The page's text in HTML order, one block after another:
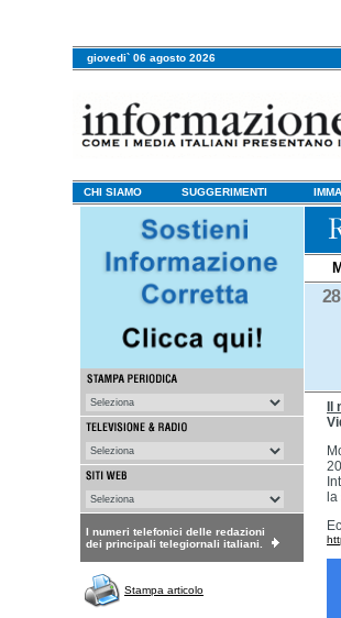
giovedi` 06 agosto 2026
CHI SIAMO SUGGERIMENTI
I numeri telefonici delle redazioni
dei principali telegiornali italiani.
Stampa articolo